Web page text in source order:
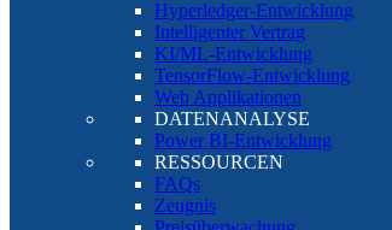
Hyperledger-Entwicklung
Intelligenter Vertrag
KI/ML-Entwicklung
TensorFlow-Entwicklung
Web Applikationen
DATENANALYSE
Power BI-Entwicklung
RESSOURCEN
FAQs
Zeugnis